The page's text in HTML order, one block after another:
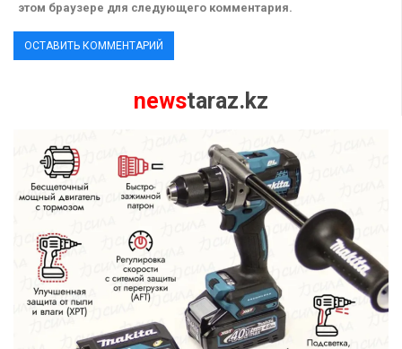
этом браузере для следующего комментария.
newstaraz.kz